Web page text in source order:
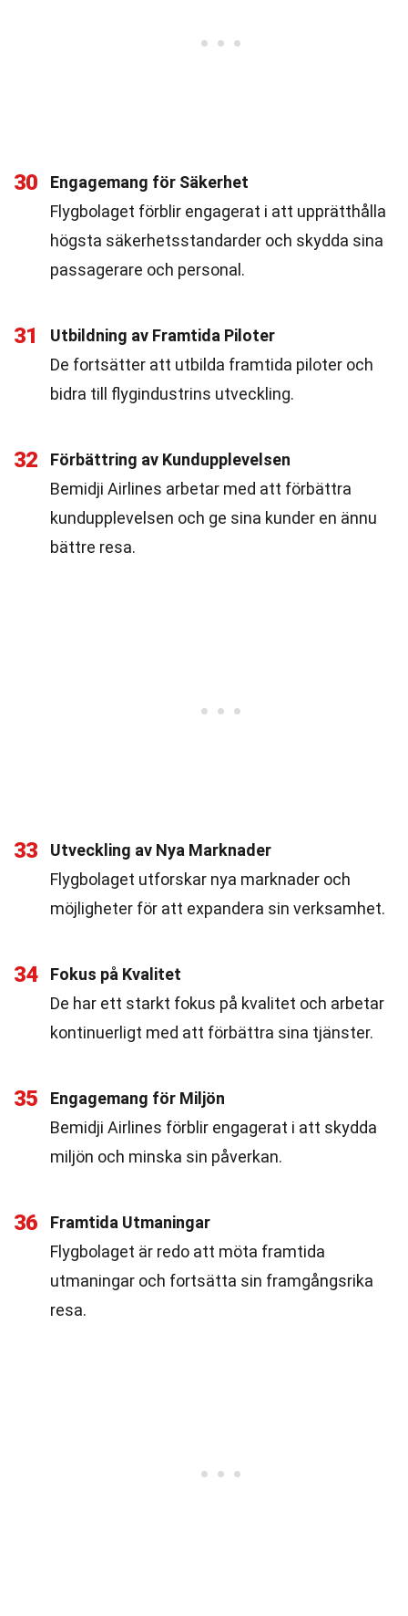
30
Engagemang för Säkerhet
Flygbolaget förblir engagerat i att upprätthålla
högsta säkerhetsstandarder och skydda sina
passagerare och personal.
31
Utbildning av Framtida Piloter
De fortsätter att utbilda framtida piloter och
bidra till flygindustrins utveckling.
32
Förbättring av Kundupplevelsen
Bemidji Airlines arbetar med att förbättra
kundupplevelsen och ge sina kunder en ännu
bättre resa.
33
Utveckling av Nya Marknader
Flygbolaget utforskar nya marknader och
möjligheter för att expandera sin verksamhet.
34
Fokus på Kvalitet
De har ett starkt fokus på kvalitet och arbetar
kontinuerligt med att förbättra sina tjänster.
35
Engagemang för Miljön
Bemidji Airlines förblir engagerat i att skydda
miljön och minska sin påverkan.
36
Framtida Utmaningar
Flygbolaget är redo att möta framtida
utmaningar och fortsätta sin framgångsrika
resa.